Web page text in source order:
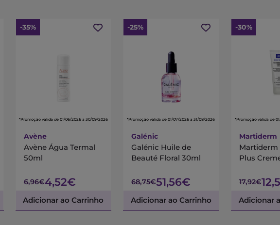
-35%
*Promoção válida de 01/06/2026 a 30/09/2026
Avène
Avène Água Termal
50ml
6,96€4,52€
Adicionar ao Carrinho
-25%
*Promoção válida de 01/07/2026 a 31/08/2026
Galénic
Galénic Huile de
Beauté Floral 30ml
68,75€51,56€
Adicionar ao Carrinho
-30%
*Promoção válida de
Martiderm
Martiderm
Plus
17,92€
Adicionar